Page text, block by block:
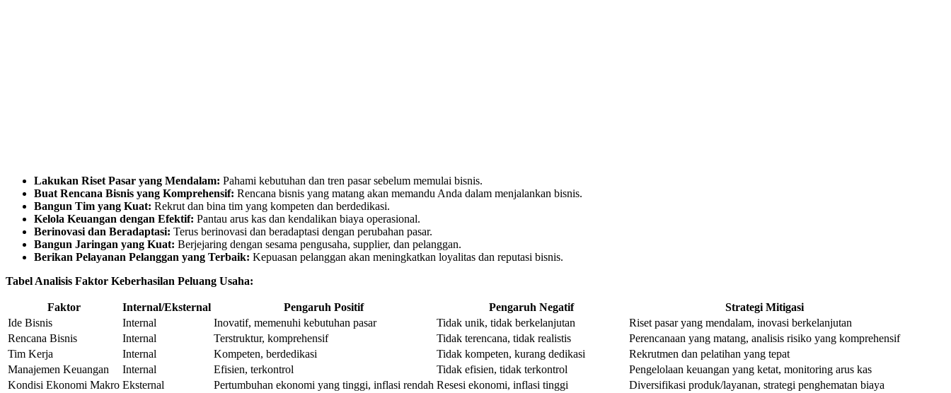
Lakukan Riset Pasar yang Mendalam: Pahami kebutuhan dan tren pasar sebelum memulai bisnis.
Buat Rencana Bisnis yang Komprehensif: Rencana bisnis yang matang akan memandu Anda dalam menjalankan bisnis.
Bangun Tim yang Kuat: Rekrut dan bina tim yang kompeten dan berdedikasi.
Kelola Keuangan dengan Efektif: Pantau arus kas dan kendalikan biaya operasional.
Berinovasi dan Beradaptasi: Terus berinovasi dan beradaptasi dengan perubahan pasar.
Bangun Jaringan yang Kuat: Berjejaring dengan sesama pengusaha, supplier, dan pelanggan.
Berikan Pelayanan Pelanggan yang Terbaik: Kepuasan pelanggan akan meningkatkan loyalitas dan reputasi bisnis.
Tabel Analisis Faktor Keberhasilan Peluang Usaha:
Faktor Internal/Eksternal Pengaruh Positif Pengaruh Negatif
Strategi Mitigasi
Ide Bisnis
Internal Inovatif, memenuhi kebutuhan pasar Tidak unik, tidak berkelanjutan
Riset pasar yang mendalam, inovasi berkelanjutan
Rencana Bisnis
Internal Terstruktur, komprehensif Tidak terencana, tidak realistis
Perencanaan yang matang, analisis risiko yang komprehensif
Tim Kerja
Internal Kompeten, berdedikasi Tidak kompeten, kurang dedikasi
Rekrutmen dan pelatihan yang tepat
Manajemen Keuangan
Internal Efisien, terkontrol Tidak efisien, tidak terkontrol
Pengelolaan keuangan yang ketat, monitoring arus kas
Kondisi Ekonomi Makro Eksternal Pertumbuhan ekonomi yang tinggi, inflasi rendah Resesi ekonomi, inflasi tinggi
Diversifikasi produk/layanan, strategi penghematan biaya